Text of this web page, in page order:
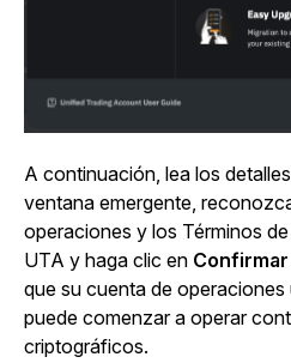
A continuación, lea los
ventana emergente,
operaciones y los Términos
UTA y haga clic en
que su cuenta de operaciones
puede comenzar a operar
criptográficos.